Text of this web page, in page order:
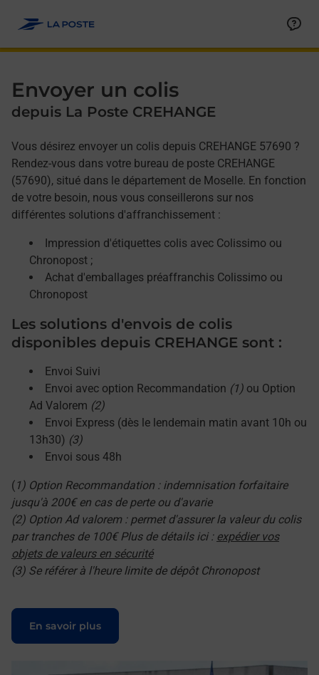
Envoyer un colis
depuis La Poste CREHANGE
Vous désirez envoyer un colis depuis CREHANGE 57690 ?
Rendez-vous dans votre bureau de poste CREHANGE
(57690), situé dans le département de Moselle. En fonction
de votre besoin, nous vous conseillerons sur nos
différentes solutions d'affranchissement :
Impression d'étiquettes colis avec Colissimo ou
Chronopost ;
Achat d'emballages préaffranchis Colissimo ou
Chronopost
Les solutions d'envois de colis
disponibles depuis CREHANGE sont :
Envoi Suivi
Envoi avec option Recommandation (1) ou Option
Ad Valorem (2)
Envoi Express (dès le lendemain matin avant 10h ou
13h30) (3)
Envoi sous 48h
( 1) Option Recommandation : indemnisation forfaitaire
jusqu'à 200€ en cas de perte ou d'avarie
(2) Option Ad valorem : permet d'assurer la valeur du colis
par tranches de 100€ Plus de détails ici : expédier vos
objets de valeurs en sécurité
(3) Se référer à l'heure limite de dépôt Chronopost
En savoir plus
Le lien s'ouvre dans un nouvel onglet